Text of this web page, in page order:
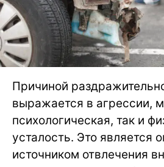
Причиной
выражается в агрессии,
психологическая, так и
усталость. Это является
источником отвлечения